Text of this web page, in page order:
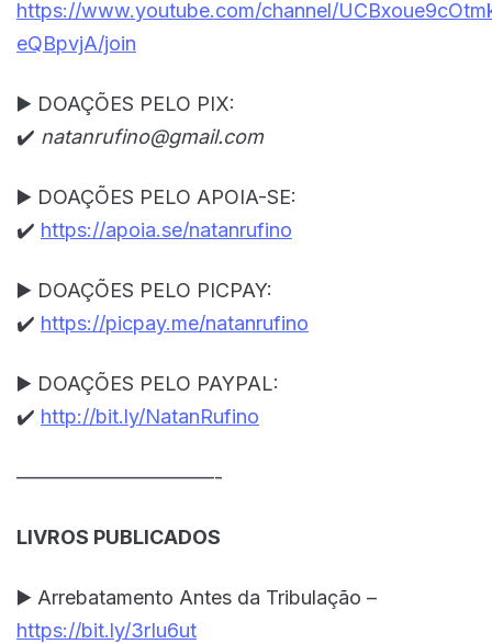
https://www.youtube.com/channel/
eQBpvjA/join
▶️ DOAÇÕES PELO PIX:
✔️ natanrufino@gmail.com
▶️ DOAÇÕES PELO APOIA-SE:
✔️ https://apoia.se/natanrufino
▶️ DOAÇÕES PELO PICPAY:
✔️ https://picpay.me/natanrufino
▶️ DOAÇÕES PELO PAYPAL:
✔️ http://bit.ly/NatanRufino
——————————-
LIVROS PUBLICADOS
▶️ Arrebatamento Antes da Tribulação –
https://bit.ly/3rIu6ut